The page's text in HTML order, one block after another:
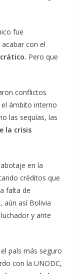
fue
con el
Pero que
conflictos
ámbito interno
las sequías, las
la crisis
en la
créditos que
falta de
aún así Bolivia
y ante
país más seguro
con la UNODC,